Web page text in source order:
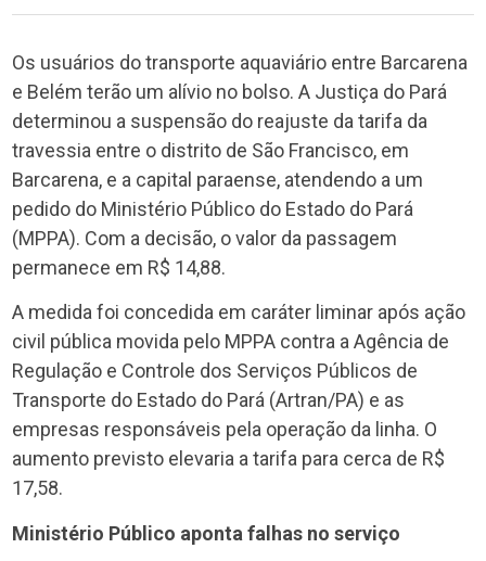
Os usuários do transporte aquaviário entre Barcarena
e Belém terão um alívio no bolso. A Justiça do Pará
determinou a suspensão do reajuste da tarifa da
travessia entre o distrito de São Francisco, em
Barcarena, e a capital paraense, atendendo a um
pedido do Ministério Público do Estado do Pará
(MPPA). Com a decisão, o valor da passagem
permanece em R$ 14,88.
A medida foi concedida em caráter liminar após ação
civil pública movida pelo MPPA contra a Agência de
Regulação e Controle dos Serviços Públicos de
Transporte do Estado do Pará (Artran/PA) e as
empresas responsáveis pela operação da linha. O
aumento previsto elevaria a tarifa para cerca de R$
17,58.
Ministério Público aponta falhas no serviço